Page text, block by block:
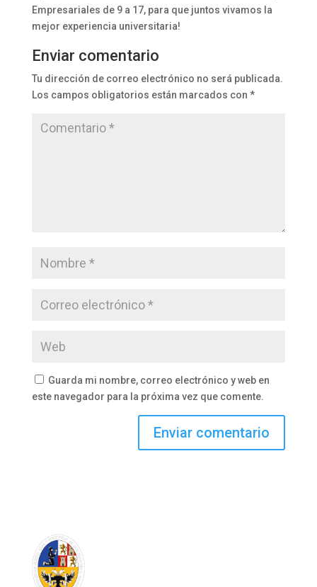
Empresariales de 9 a 17, para que juntos vivamos la
mejor experiencia universitaria!
Enviar comentario
Tu dirección de correo electrónico no será publicada.
Los campos obligatorios están marcados con *
Guarda mi nombre, correo electrónico y web en
este navegador para la próxima vez que comente.